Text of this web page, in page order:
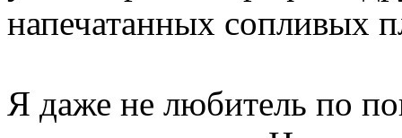
напечатанных сопливых
Я даже не любитель по